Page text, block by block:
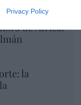
Privacy Policy
de África:
la